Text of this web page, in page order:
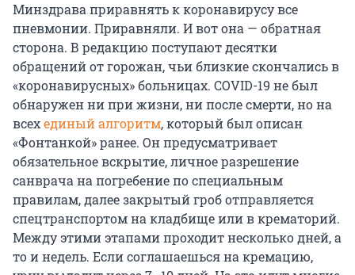
Минздрава приравнять к коронавирусу все
пневмонии. Приравняли. И вот она — обратная
сторона. В редакцию поступают десятки
обращений от горожан, чьи близкие скончались в
«коронавирусных» больницах. COVID-19 не был
обнаружен ни при жизни, ни после смерти, но на
всехединый алгоритм, который был описан
«Фонтанкой» ранее. Он предусматривает
обязательное вскрытие, личное разрешение
санврача на погребение по специальным
правилам, далее закрытый гроб отправляется
спецтранспортом на кладбище или в крематорий.
Между этими этапами проходит несколько дней, а
то и недель. Если соглашаешься на кремацию,